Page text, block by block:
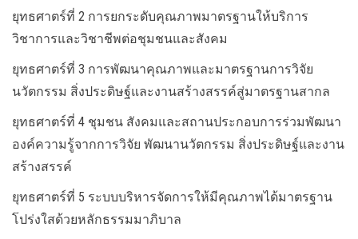
ยุทธศาตร์ที่ 2 การยกระดับคุณภาพมาตรฐานให้บริการ
วิชาการและวิชาชีพต่อชุมชนและสังคม
ยุทธศาตร์ที่ 3 การพัฒนาคุณภาพและมาตรฐานการวิจัย
นวัตกรรม สิ่งประดิษฐ์และงานสร้างสรรค์สู่มาตรฐานสากล
ยุทธศาตร์ที่ 4 ชุมชน สังคมและสถานประกอบการร่วมพัฒนา
องค์ความรู้จากการวิจัย พัฒนานวัตกรรม สิ่งประดิษฐ์และงาน
สร้างสรรค์
ยุทธศาตร์ที่ 5 ระบบบริหารจัดการให้มีคุณภาพได้มาตรฐาน
โปร่งใสด้วยหลักธรรมมาภิบาล